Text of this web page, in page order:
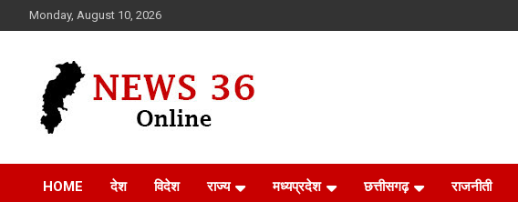
to
Monday, August 10, 2026
News 36
HOME देश विदेश राज्य मध्यप्रदेश छत्तीसगढ़ राजनीती